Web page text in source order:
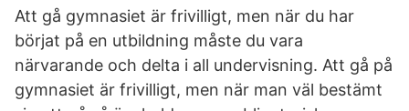
Att gå gymnasiet är frivilligt, men när du har
börjat på en utbildning måste du vara
närvarande och delta i all undervisning. Att gå på
gymnasiet är frivilligt, men när man väl bestämt